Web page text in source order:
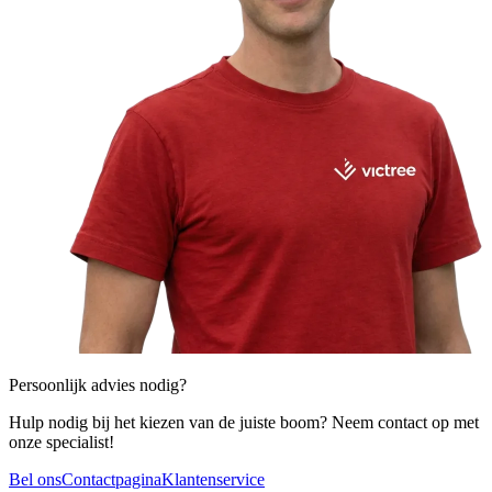
Persoonlijk advies nodig?
Hulp nodig bij het kiezen van de juiste boom? Neem contact op met
onze specialist!
Bel onsContactpaginaKlantenservice